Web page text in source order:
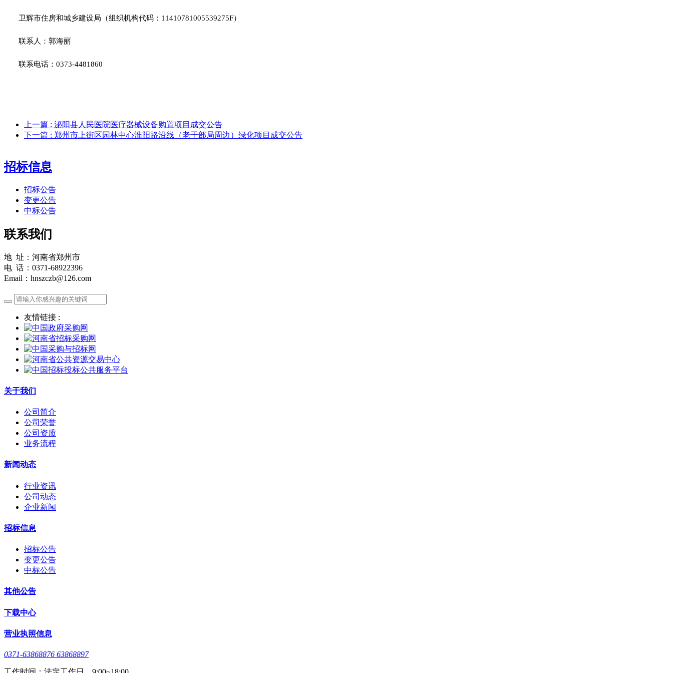
卫辉市住房和城乡建设局（组织机构代码：11410781005539275F）
联系人：郭海丽
联系电话：0373-4481860
上一篇 : 泌阳县人民医院医疗器械设备购置项目成交公告
下一篇 : 郑州市上街区园林中心淮阳路沿线（老干部局周边）绿化项目成交公告
招标信息
招标公告
变更公告
中标公告
联系我们
地 址：河南省郑州市
电 话：0371-68922396
Email：hnszczb@126.com
友情链接 :
关于我们
公司简介
公司荣誉
公司资质
业务流程
新闻动态
行业资讯
公司动态
企业新闻
招标信息
招标公告
变更公告
中标公告
其他公告
下载中心
营业执照信息
0371-63868876 63868897